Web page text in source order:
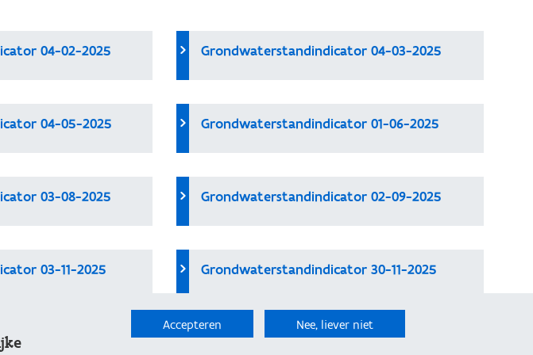
04-02-2025 Grondwaterstandindicator 04-03-2025
04-05-2025 Grondwaterstandindicator 01-06-2025
03-08-2025 Grondwaterstandindicator 02-09-2025
03-11-2025 Grondwaterstandindicator 30-11-2025
Accepteren Nee, liever niet